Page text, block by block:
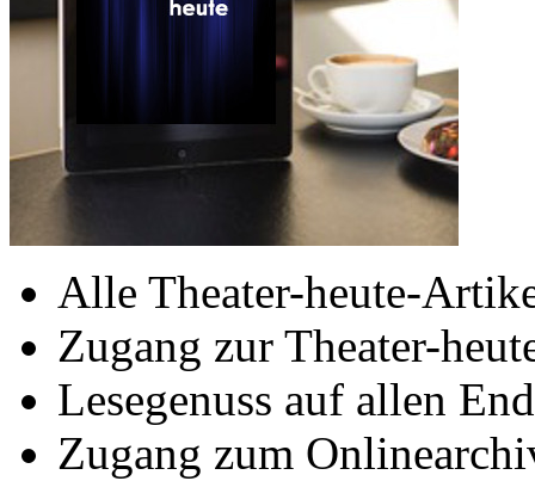
Alle Theater-heute-
Zugang zur Theater-
Lesegenuss auf allen
Zugang zum